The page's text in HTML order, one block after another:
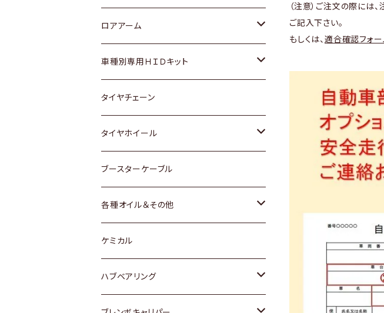
（注意）ご注文の際には
ご記入下さい。
もしくは、 適合確認フォー
ダイハツ
マツダ
三菱
スバル
レクサス
日産
ダイハツ
マツダ
三菱
スバル
スズキ
日産
いすゞ
ダイハツ
マツダ
三菱
スバル
ホンダ
スズキ
日産
ダイハツ
スバル
トヨタ
ホンダ
スズキ
日産
ダイハツ
マツダ
ロアアーム
ホンダ
スズキ
日産
ダイハツ
マツダ
スバル
車種別専用ＨＩＤキット
トヨタ
マツダ
タイヤチェーン
タイヤホイール
トヨタ
ホンダ
スズキ
日産
ブースターケーブル
各種オイル＆その他
ディーデル洗浄添加剤
ケミカル
ハブベアリング